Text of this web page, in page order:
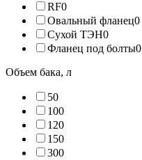
RF0
Овальный фланец0
Сухой ТЭН0
Фланец под болты0
Объем бака, л
50
100
120
150
300